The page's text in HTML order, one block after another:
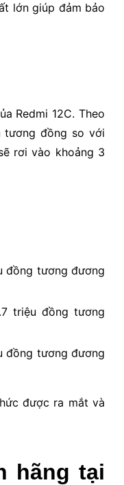
lớn giúp đảm bảo
Redmi 12C. Theo
tương đồng so với
rơi vào khoảng 3
đồng tương đương
triệu đồng tương
đồng tương đương
được ra mắt và
hãng tại